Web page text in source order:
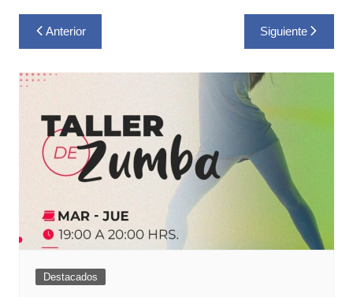
Navegación
de
entradas
Anterior Siguiente
Destacados